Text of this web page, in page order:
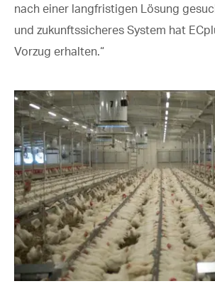
nach einer langfristigen Lösung
und zukunftssicheres System hat
Vorzug erhalten.“